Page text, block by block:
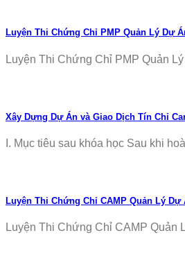
Luyện Thi Chứng Chỉ PMP Quản Lý Dự
Luyện Thi Chứng Chỉ PMP Quản
Xây Dựng Dự Án và Giao Dịch Tín Chỉ
I. Mục tiêu sau khóa học Sau khi
Luyện Thi Chứng Chỉ CAMP Quản Lý Dự
Luyện Thi Chứng Chỉ CAMP Quản